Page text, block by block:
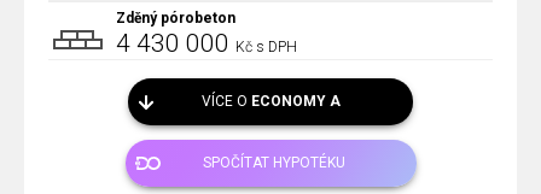
Zděný pórobeton
4 430 000 Kč s DPH
VÍCE O ECONOMY A
SPOČÍTAT HYPOTÉKU